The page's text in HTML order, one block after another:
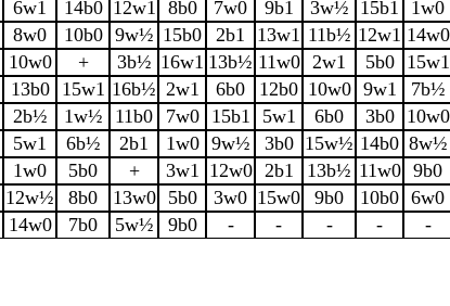
6w1 14b0 12w1 8b0 7w0 9b1 3w½ 15b1
1w0
8w0 10b0 9w½ 15b0 2b1 13w1 11b½ 12w1 14w0
10w0 + 3b½ 16w1 13b½ 11w0 2w1 5b0
15w1
13b0 15w1 16b½ 2w1 6b0 12b0 10w0 9w1
7b½
2b½ 1w½ 11b0 7w0 15b1 5w1 6b0 3b0
10w0
5w1 6b½ 2b1 1w0 9w½ 3b0 15w½ 14b0 8w½
1w0 5b0 + 3w1 12w0 2b1 13b½ 11w0 9b0
12w½ 8b0 13w0 5b0 3w0 15w0 9b0 10b0 6w0
14w0 7b0 5w½ 9b0 - - - - -